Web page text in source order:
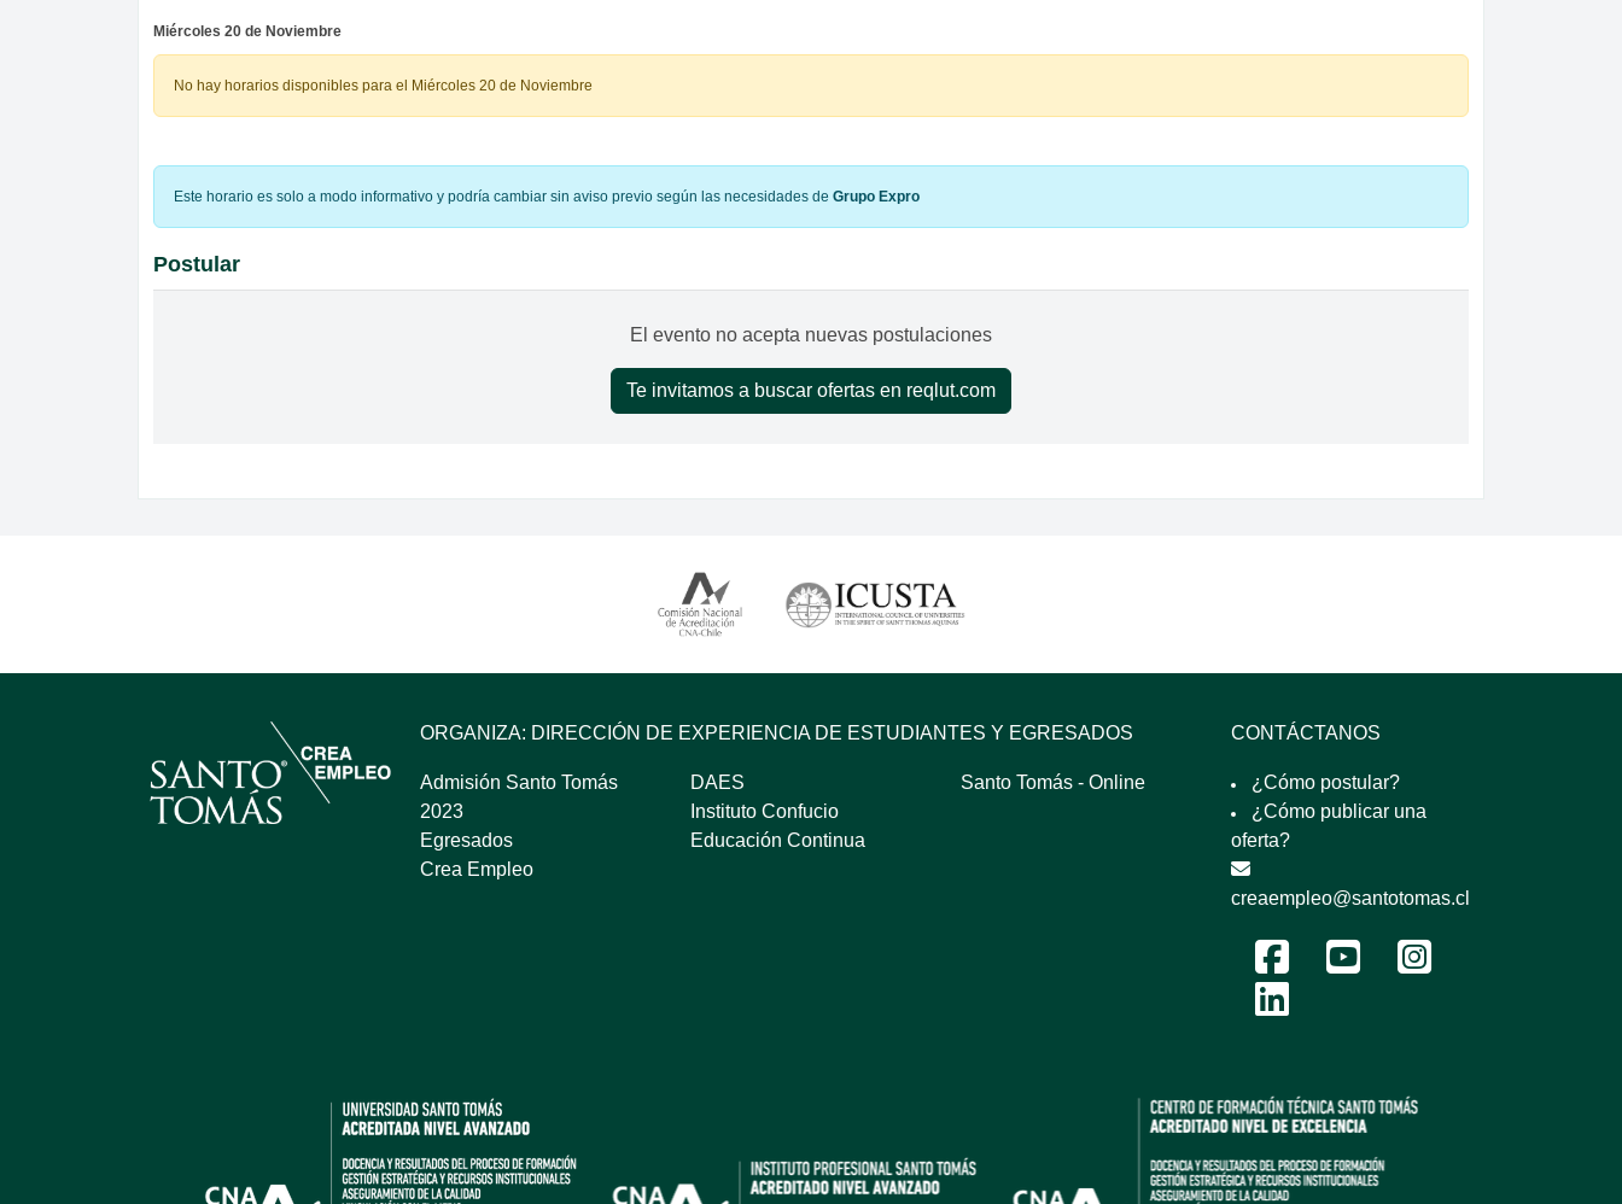
Miércoles 20 de Noviembre
No hay horarios disponibles para el Miércoles 20 de Noviembre
Este horario es solo a modo informativo y podría cambiar sin aviso previo según las necesidades de Grupo Expro
Postular
El evento no acepta nuevas postulaciones
Te invitamos a buscar ofertas en reqlut.com
ORGANIZA: DIRECCIÓN DE EXPERIENCIA DE ESTUDIANTES Y EGRESADOS
Admisión Santo Tomás
2023
Egresados
Crea Empleo
DAES
Instituto Confucio
Educación Continua
Santo Tomás - Online
CONTÁCTANOS
¿Cómo postular?
¿Cómo publicar una
oferta?
creaempleo@santotomas.cl